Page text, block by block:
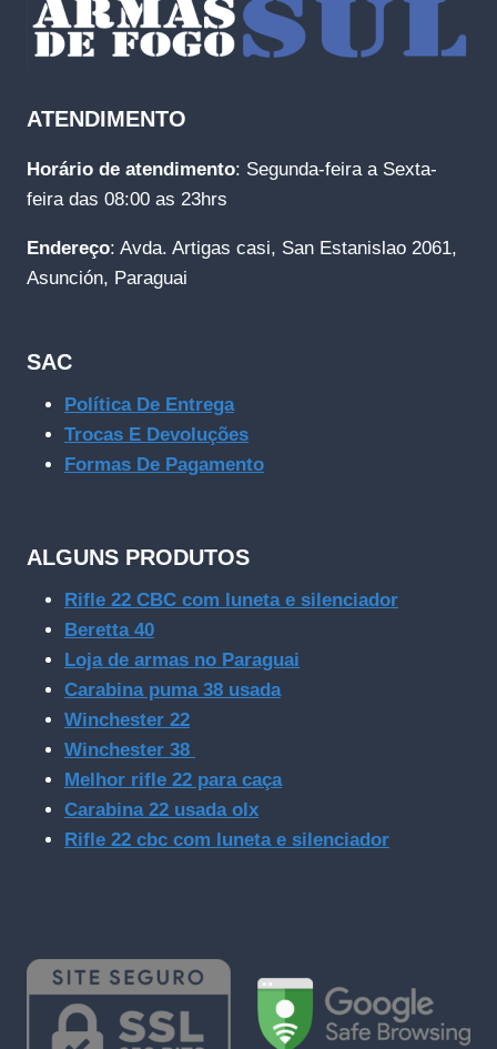
ATENDIMENTO
Horário de atendimento: Segunda-feira a Sexta-
feira das 08:00 as 23hrs
Endereço: Avda. Artigas casi, San Estanislao 2061,
Asunción, Paraguai
SAC
Política De Entrega
Trocas E Devoluções
Formas De Pagamento
ALGUNS PRODUTOS
Rifle 22 CBC com luneta e silenciador
Beretta 40
Loja de armas no Paraguai
Carabina puma 38 usada
Winchester 22
Winchester 38
Melhor rifle 22 para caça
Carabina 22 usada olx
Rifle 22 cbc com luneta e silenciador